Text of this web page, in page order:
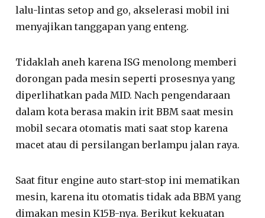
lalu-lintas setop and go, akselerasi mobil ini
menyajikan tanggapan yang enteng.
Tidaklah aneh karena ISG menolong memberi
dorongan pada mesin seperti prosesnya yang
diperlihatkan pada MID. Nach pengendaraan
dalam kota berasa makin irit BBM saat mesin
mobil secara otomatis mati saat stop karena
macet atau di persilangan berlampu jalan raya.
Saat fitur engine auto start-stop ini mematikan
mesin, karena itu otomatis tidak ada BBM yang
dimakan mesin K15B-nya. Berikut kekuatan